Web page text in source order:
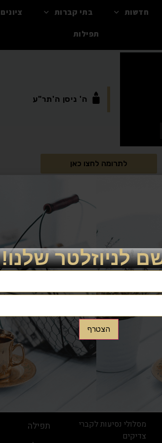
חדשות בתי קברות ציונים
תפילות
ה' ניסן ה'תר"ע
לתרומה לחצו כאן
לתרומה לחצו כאן
מסלולי נסיעות לקברי
צדיקים
קישורים
מוקד הישועות
תפילה
לניוזלטר שלנו!
הצטרף